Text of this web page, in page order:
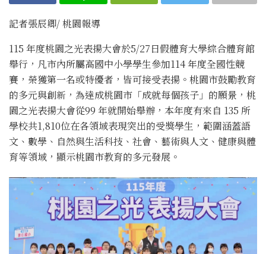
記者張辰卿/ 桃園報導
115 年度桃園之光表揚大會於5/27日假體育大學綜合體育館
舉行，凡市內所屬高國中小學學生參加114 年度全國性競
賽，榮獲第一名或特優者，皆可接受表揚。桃園市鼓勵教育
的多元與創新，為達成桃園市「成就每個孩子」的願景，桃
園之光表揚大會從99 年就開始舉辦，本年度有來自 135 所
學校共1,810位在各領域表現突出的受獎學生，範圍涵蓋語
文、數學、自然與生活科技、社會、藝術與人文、健康與體
育等領域，顯示桃園市教育的多元發展。